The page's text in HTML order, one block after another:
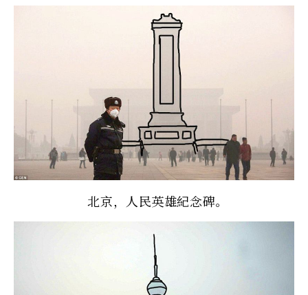
北京，人民英雄紀念碑。